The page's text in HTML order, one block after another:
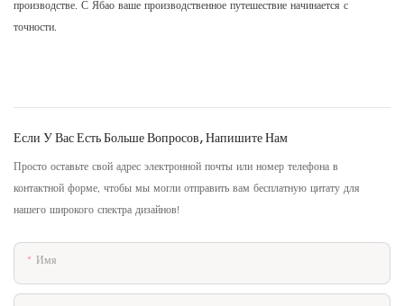
производстве. С Ябао ваше производственное путешествие начинается с
точности.
Если У Вас Есть Больше Вопросов, Напишите Нам
Просто оставьте свой адрес электронной почты или номер телефона в
контактной форме, чтобы мы могли отправить вам бесплатную цитату для
нашего широкого спектра дизайнов!
Имя